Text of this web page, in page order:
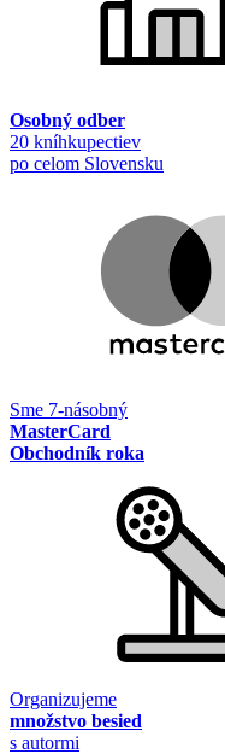
Osobný odber
20 kníhkupectiev
po celom Slovensku
Sme 7-násobný
MasterCard
Obchodník roka
Organizujeme
množstvo besied
s autormi